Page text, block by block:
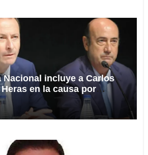
Nacional incluye a Carlos
en la causa por
en el rescate
a Tubos Reunidos